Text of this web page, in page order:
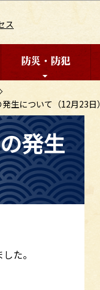
ス
生について（12月23日）
発生
た。